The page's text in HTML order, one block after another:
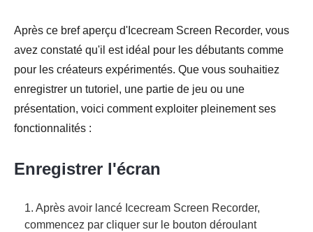
Après ce bref aperçu d'Icecream Screen Recorder, vous
avez constaté qu'il est idéal pour les débutants comme
pour les créateurs expérimentés. Que vous souhaitiez
enregistrer un tutoriel, une partie de jeu ou une
présentation, voici comment exploiter pleinement ses
fonctionnalités :
Enregistrer l'écran
1. Après avoir lancé Icecream Screen Recorder,
commencez par cliquer sur le bouton déroulant